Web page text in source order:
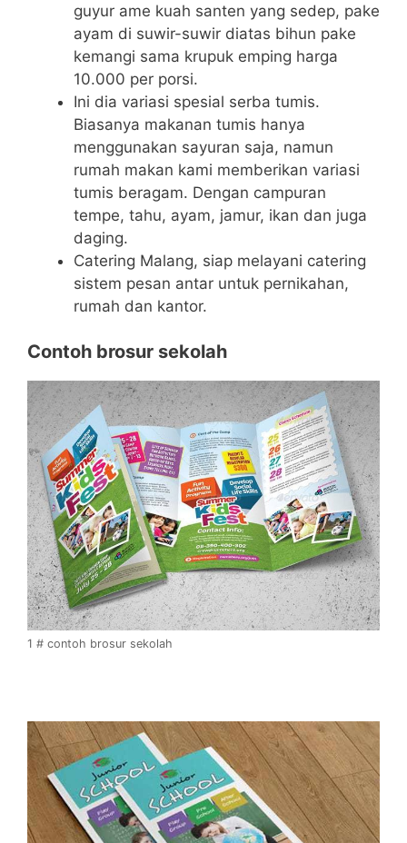
guyur ame kuah santen yang sedep, pake
ayam di suwir-suwir diatas bihun pake
kemangi sama krupuk emping harga
10.000 per porsi.
Ini dia variasi spesial serba tumis.
Biasanya makanan tumis hanya
menggunakan sayuran saja, namun
rumah makan kami memberikan variasi
tumis beragam. Dengan campuran
tempe, tahu, ayam, jamur, ikan dan juga
daging.
Catering Malang, siap melayani catering
sistem pesan antar untuk pernikahan,
rumah dan kantor.
Contoh brosur sekolah
1 # contoh brosur sekolah